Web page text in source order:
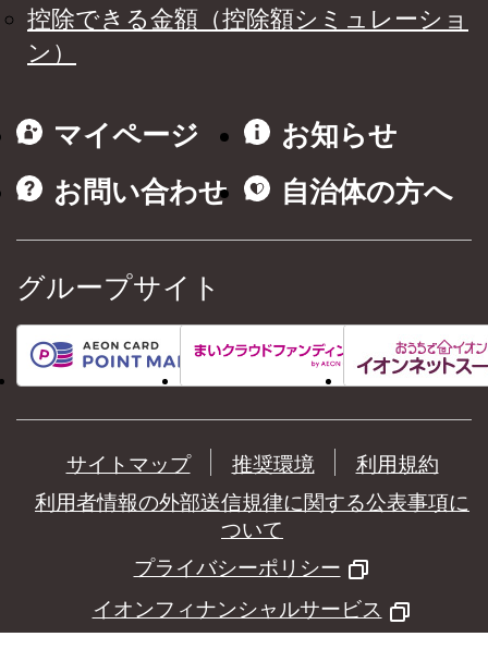
控除できる金額（控除額シミュレーショ
ン）
マイページ
お知らせ
お問い合わせ
自治体の方へ
グループサイト
サイトマップ 推奨環境
利用規約
利用者情報の外部送信規律に関する公表事項に
ついて
プライバシーポリシー
イオンフィナンシャルサービス